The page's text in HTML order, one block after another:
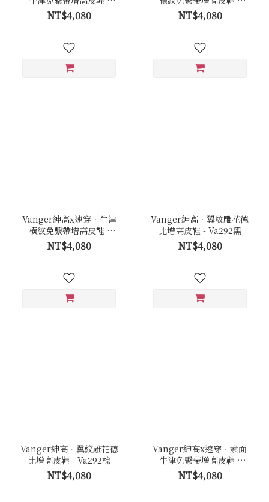
Va294黑
NT$4,080
Va289咖
NT$4,080
Vanger紳高x速穿．牛津
橫紋免繫帶增高皮鞋 -
Va289黑
NT$4,080
Vanger紳高．翼紋雕花德
比增高皮鞋 - Va292黑
NT$4,080
Vanger紳高．翼紋雕花德
比增高皮鞋 - Va292棕
NT$4,080
Vanger紳高x速穿．素面
牛津免繫帶增高皮鞋 -
Va294棕
NT$4,080